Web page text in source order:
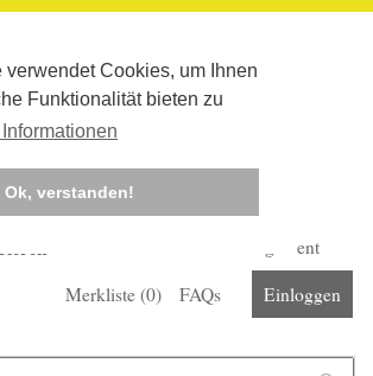
verwendet Cookies, um Ihnen
Funktionalität bieten zu
Informationen
Ok, verstanden!
Corona-Management
Merkliste (0) FAQs Einloggen